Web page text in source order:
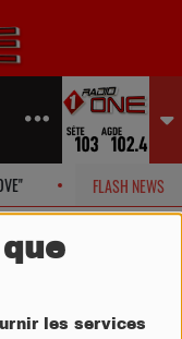
les services
FLASH NEWS
FRONTIGNAN